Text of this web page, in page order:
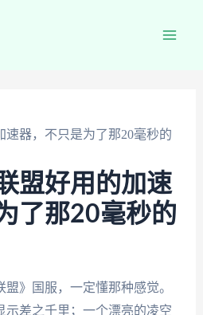
速器，不只是为了那20毫秒的
盟好用的加速
了那20毫秒的
》国服，一定懂那种感觉。
示差之千里；一个漂亮的凌空